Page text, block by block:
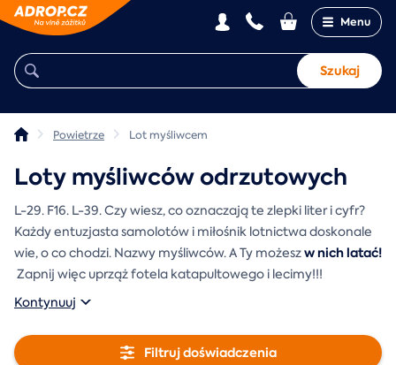
Menu
Szukaj
Powietrze Lot myśliwcem
Loty myśliwców odrzutowych
L-29. F16. L-39. Czy wiesz, co oznaczają te zlepki liter i cyfr?
Każdy entuzjasta samolotów i miłośnik lotnictwa doskonale
wie, o co chodzi. Nazwy myśliwców. A Ty możeszw nich latać!
Zapnij więc uprząż fotela katapultowego i lecimy!!!
Kontynuuj
Filtruj doświadczenia